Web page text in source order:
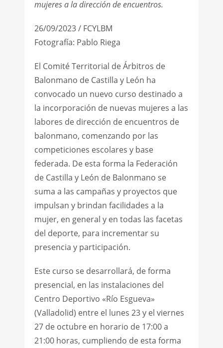
mujeres a la dirección de encuentros.
26/09/2023 / FCYLBM
Fotografía: Pablo Riega
El Comité Territorial de Árbitros de
Balonmano de Castilla y León ha
convocado un nuevo curso destinado a
la incorporación de nuevas mujeres a las
labores de dirección de encuentros de
balonmano, comenzando por las
competiciones escolares y base
federada. De esta forma la Federación
de Castilla y León de Balonmano se
suma a las campañas y proyectos que
impulsan y brindan facilidades a la
mujer, en general y en todas las facetas
del deporte, para incrementar su
presencia y participación.
Este curso se desarrollará, de forma
presencial, en las instalaciones del
Centro Deportivo «Río Esgueva»
(Valladolid) entre el lunes 23 y el viernes
27 de octubre en horario de 17:00 a
21:00 horas, cumpliendo de esta forma